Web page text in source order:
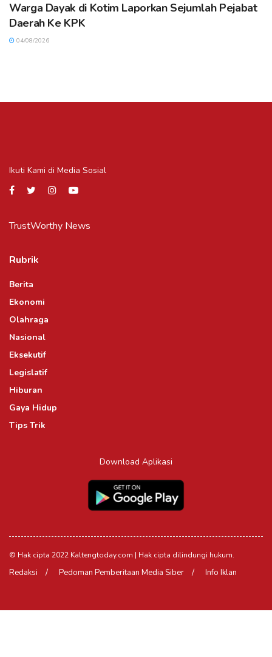
Warga Dayak di Kotim Laporkan Sejumlah Pejabat
Daerah Ke KPK
04/08/2026
Ikuti Kami di Media Sosial
TrustWorthy News
Rubrik
Berita
Ekonomi
Olahraga
Nasional
Eksekutif
Legislatif
Hiburan
Gaya Hidup
Tips Trik
Download Aplikasi
© Hak cipta 2022 Kaltengtoday.com | Hak cipta dilindungi hukum.
Redaksi Pedoman Pemberitaan Media Siber Info Iklan